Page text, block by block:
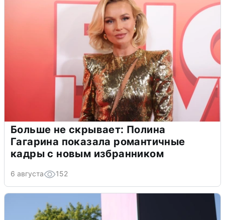
Больше не скрывает: Полина
Гагарина показала романтичные
кадры с новым избранником
6 августа 152